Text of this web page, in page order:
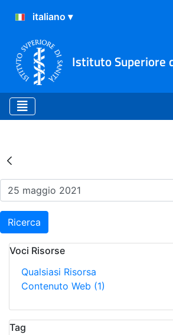
Istituto Superiore
Risultati della
Ricerca
Voci Risorse
Qualsiasi Risorsa
Contenuto Web (1)
Tag